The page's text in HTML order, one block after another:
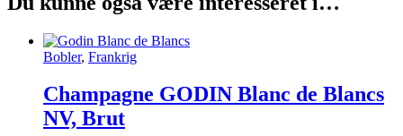
Bobler, Frankrig
Champagne GODIN Blanc de Blancs
NV, Brut